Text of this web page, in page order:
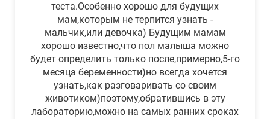
теста.Особенно хорошо для будущих
мам,которым не терпится узнать -
мальчик,или девочка) Будущим мамам
хорошо известно,что пол малыша можно
будет определить только после,примерно,5-го
месяца беременности)но всегда хочется
узнать,как разговаривать со своим
животиком)поэтому,обратившись в эту
лабораторию,можно на самых ранних сроках